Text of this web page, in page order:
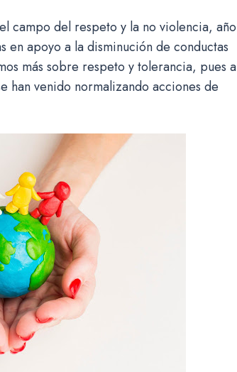
campo del respeto y la no violencia, año
en apoyo a la disminución de conductas
más sobre respeto y tolerancia, pues a
han venido normalizando acciones de